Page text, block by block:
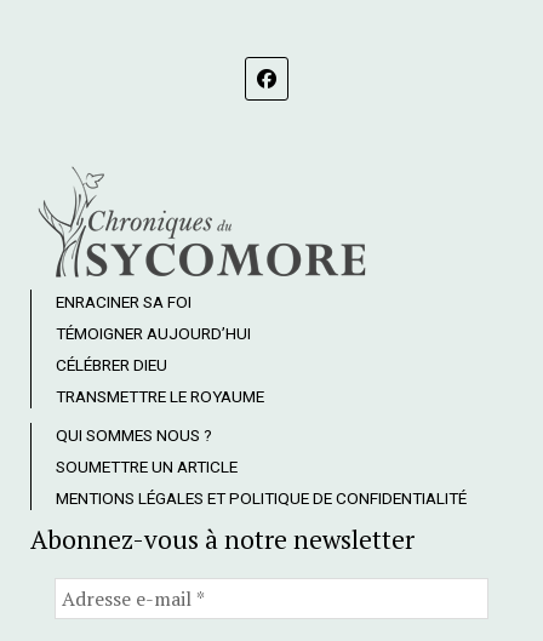
ENRACINER SA FOI
TÉMOIGNER AUJOURD’HUI
CÉLÉBRER DIEU
TRANSMETTRE LE ROYAUME
QUI SOMMES NOUS ?
SOUMETTRE UN ARTICLE
MENTIONS LÉGALES ET POLITIQUE DE CONFIDENTIALITÉ
Abonnez-vous à notre newsletter